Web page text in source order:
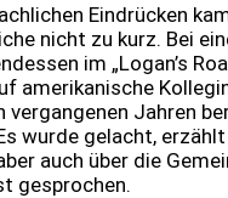
Eindrücken
nicht zu kurz. Bei
im „Logan’s
amerikanische
vergangenen Jahren
wurde gelacht,
auch über die
gesprochen.